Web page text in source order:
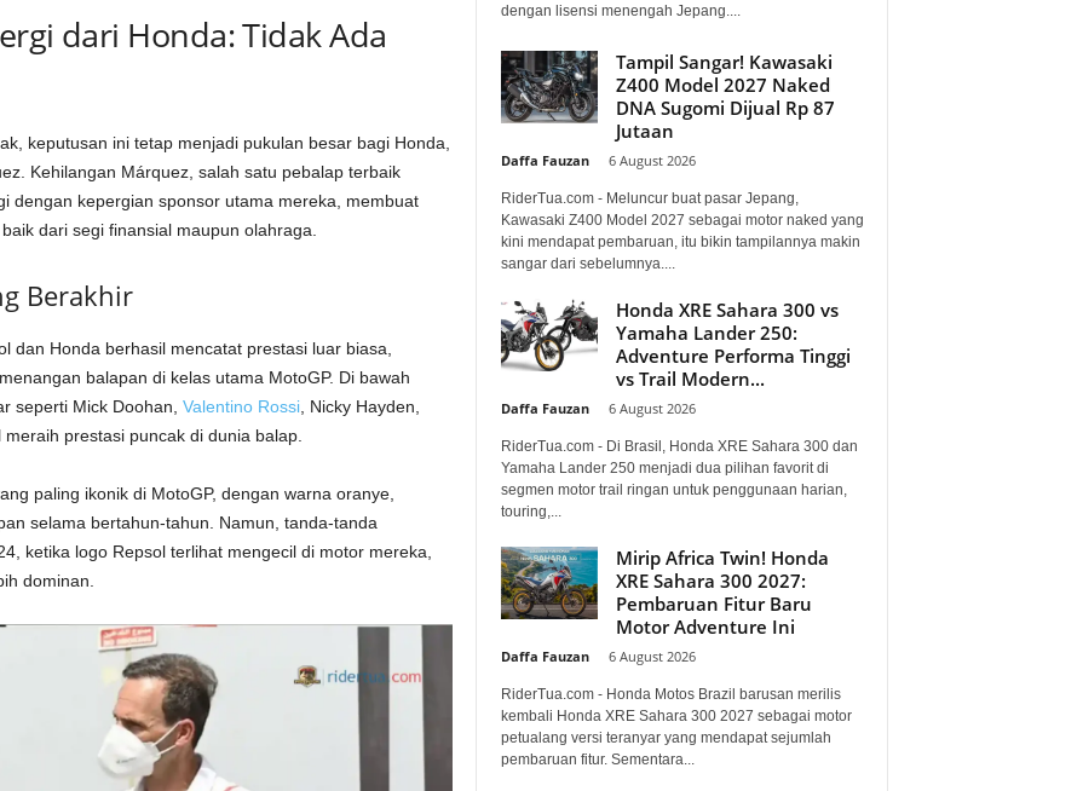
dari Honda: Tidak Ada
keputusan ini tetap menjadi pukulan besar bagi Honda,
Kehilangan Márquez, salah satu pebalap terbaik
dengan kepergian sponsor utama mereka, membuat
dari segi finansial maupun olahraga.
Berakhir
dan Honda berhasil mencatat prestasi luar biasa,
balapan di kelas utama MotoGP. Di bawah
seperti Mick Doohan, Valentino Rossi, Nicky Hayden,
prestasi puncak di dunia balap.
paling ikonik di MotoGP, dengan warna oranye,
selama bertahun-tahun. Namun, tanda-tanda
ketika logo Repsol terlihat mengecil di motor mereka,
dominan.
dengan lisensi menengah Jepang....
Tampil Sangar! Kawasaki
Z400 Model 2027 Naked
DNA Sugomi Dijual Rp 87
Jutaan
Daffa Fauzan 6 August 2026
RiderTua.com - Meluncur buat pasar Jepang,
Kawasaki Z400 Model 2027 sebagai motor naked yang
kini mendapat pembaruan, itu bikin tampilannya makin
sangar dari sebelumnya....
Honda XRE Sahara 300 vs
Yamaha Lander 250:
Adventure Performa Tinggi
vs Trail Modern...
Daffa Fauzan 6 August 2026
RiderTua.com - Di Brasil, Honda XRE Sahara 300 dan
Yamaha Lander 250 menjadi dua pilihan favorit di
segmen motor trail ringan untuk penggunaan harian,
touring,...
Mirip Africa Twin! Honda
XRE Sahara 300 2027:
Pembaruan Fitur Baru
Motor Adventure Ini
Daffa Fauzan 6 August 2026
RiderTua.com - Honda Motos Brazil barusan merilis
kembali Honda XRE Sahara 300 2027 sebagai motor
petualang versi teranyar yang mendapat sejumlah
pembaruan fitur. Sementara...